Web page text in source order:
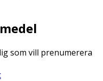
som vill prenumerera